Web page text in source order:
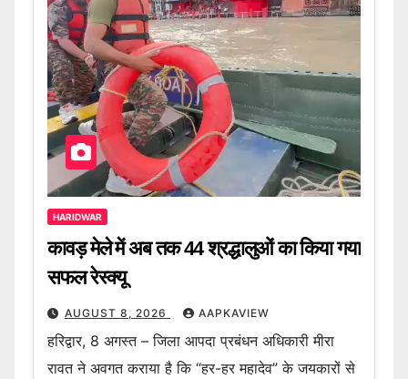
HARIDWAR
कावड़ मेले में अब तक 44 श्रद्धालुओं का किया गया
सफल रेस्क्यू
AUGUST 8, 2026 AAPKAVIEW
हरिद्वार, 8 अगस्त – जिला आपदा प्रबंधन अधिकारी मीरा
रावत ने अवगत कराया है कि “हर-हर महादेव” के जयकारों से